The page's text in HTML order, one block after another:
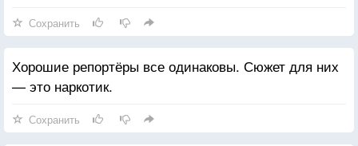
Сохранить
Хорошие репортёры все одинаковы. Сюжет для них
— это наркотик.
Сохранить